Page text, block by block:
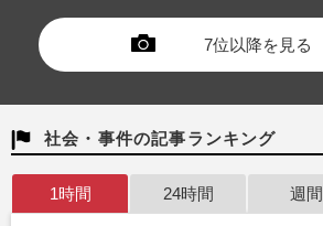
7位以降を見る
社会・事件の記事ランキング
1時間 24時間 週間